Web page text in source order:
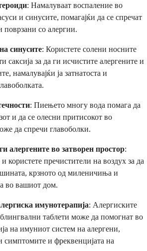
: Намалуваат воспаление во
и синусите, помагајќи да се спречат
поврзани со алергии.
синусите: Користете солени носните
саксија за да ги исчистите алергените и
намалувајќи ја затнатоста и
: Пиењето многу вода помага да
и да се олесни притисокот во
да спречи главоболки.
алергените во затворен простор:
користете пречистители на воздух за да
крзното од миленичиња и
во вашиот дом.
имунотерапија: Алергиските
таблети може да помогнат во
на имуниот систем на алергени,
симптомите и фреквенцијата на